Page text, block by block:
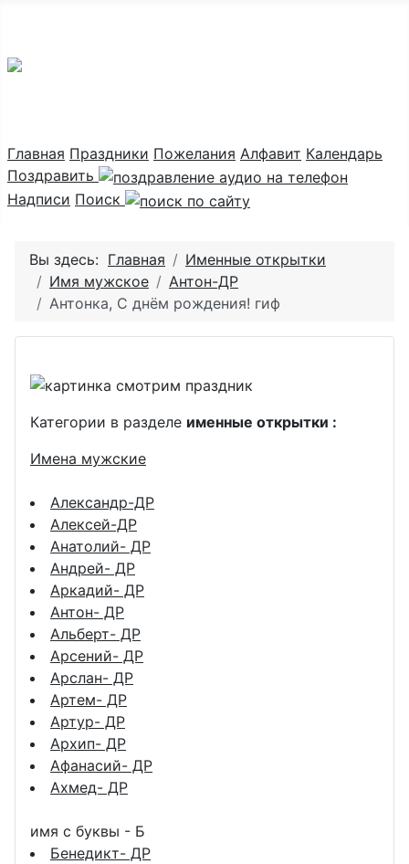
Главная Праздники Пожелания Алфавит Календарь
Поздравить
Надписи Поиск
Вы здесь: Главная
Именные открытки
Имя мужское
Антон-ДР
Антонка, С днём рождения! гиф
Категории в разделе именные открытки :
Имена мужские
Александр-ДР
Алексей-ДР
Анатолий- ДР
Андрей- ДР
Аркадий- ДР
Антон- ДР
Альберт- ДР
Арсений- ДР
Арслан- ДР
Артем- ДР
Артур- ДР
Архип- ДР
Афанасий- ДР
Ахмед- ДР
имя с буквы - Б
Бенедикт- ДР